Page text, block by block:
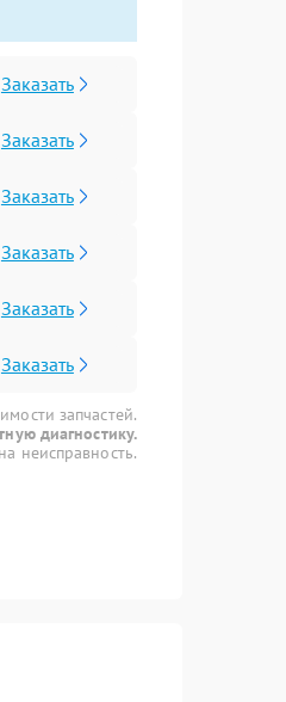
Заказать
Заказать
Заказать
Заказать
Заказать
Заказать
запчастей.
диагностику.
неисправность.